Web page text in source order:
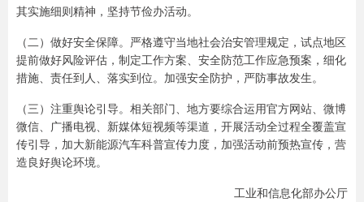
其实施细则精神，坚持节俭办活动。
（二）做好安全保障。严格遵守当地社会治安管理规定，试点地区
提前做好风险评估，制定工作方案、安全防范工作应急预案，细化
措施、责任到人、落实到位。加强安全防护，严防事故发生。
（三）注重舆论引导。相关部门、地方要综合运用官方网站、微博
微信、广播电视、新媒体短视频等渠道，开展活动全过程全覆盖宣
传引导，加大新能源汽车科普宣传力度，加强活动前预热宣传，营
造良好舆论环境。
工业和信息化部办公厅